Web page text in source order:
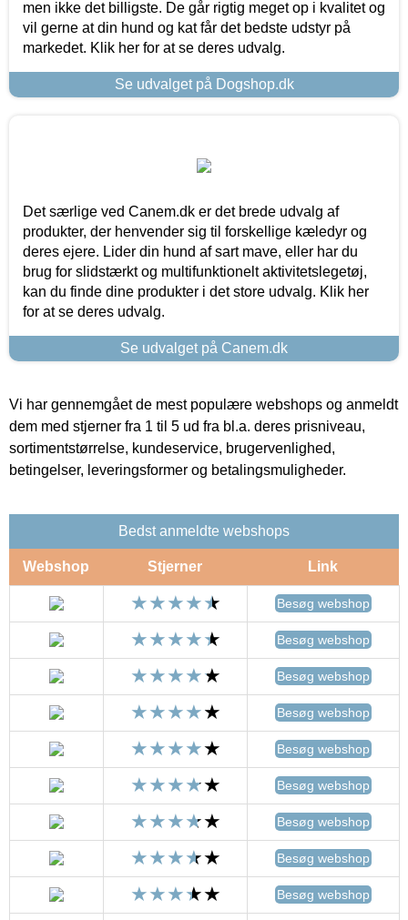
men ikke det billigste. De går rigtig meget op i kvalitet og
vil gerne at din hund og kat får det bedste udstyr på
markedet. Klik her for at se deres udvalg.
Se udvalget på Dogshop.dk
Det særlige ved Canem.dk er det brede udvalg af
produkter, der henvender sig til forskellige kæledyr og
deres ejere. Lider din hund af sart mave, eller har du
brug for slidstærkt og multifunktionelt aktivitetslegetøj,
kan du finde dine produkter i det store udvalg. Klik her
for at se deres udvalg.
Se udvalget på Canem.dk
Vi har gennemgået de mest populære webshops og anmeldt
dem med stjerner fra 1 til 5 ud fra bl.a. deres prisniveau,
sortimentstørrelse, kundeservice, brugervenlighed,
betingelser, leveringsformer og betalingsmuligheder.
Bedst anmeldte webshops
Webshop Stjerner Link
Besøg webshop
Besøg webshop
Besøg webshop
Besøg webshop
Besøg webshop
Besøg webshop
Besøg webshop
Besøg webshop
Besøg webshop